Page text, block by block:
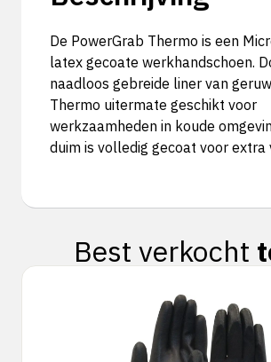
De PowerGrab Thermo is een
latex gecoate werkhandschoen.
naadloos gebreide liner van
Thermo uitermate geschikt voor
werkzaamheden in koude
duim is volledig gecoat voor extra
Best verkocht